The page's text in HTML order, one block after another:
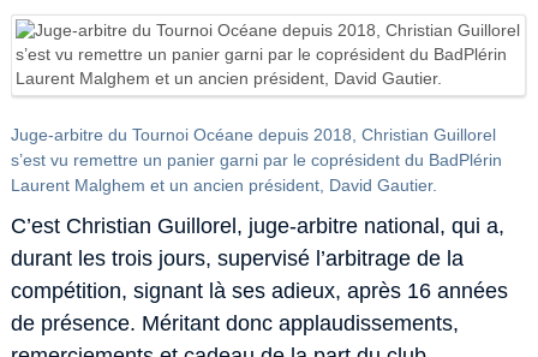
Juge-arbitre du Tournoi Océane depuis 2018, Christian Guillorel
s’est vu remettre un panier garni par le coprésident du BadPlérin
Laurent Malghem et un ancien président, David Gautier.
C’est Christian Guillorel, juge-arbitre national, qui a,
durant les trois jours, supervisé l’arbitrage de la
compétition, signant là ses adieux, après 16 années
de présence. Méritant donc applaudissements,